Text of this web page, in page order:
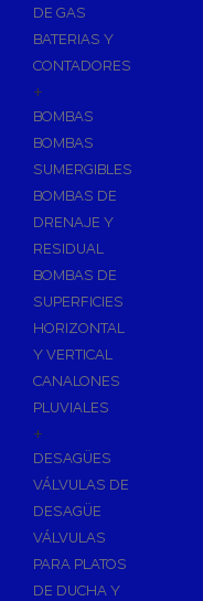
DE GAS
BATERIAS Y
CONTADORES
+
BOMBAS
BOMBAS
SUMERGIBLES
BOMBAS DE
DRENAJE Y
RESIDUAL
BOMBAS DE
SUPERFICIES
HORIZONTAL
Y VERTICAL
CANALONES
PLUVIALES
+
DESAGÜES
VÁLVULAS DE
DESAGÜE
VÁLVULAS
PARA PLATOS
DE DUCHA Y